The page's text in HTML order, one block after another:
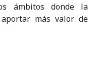
ámbitos donde la
más valor de